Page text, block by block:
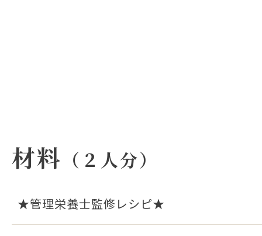
材料 （２人分）
★管理栄養士監修レシピ★